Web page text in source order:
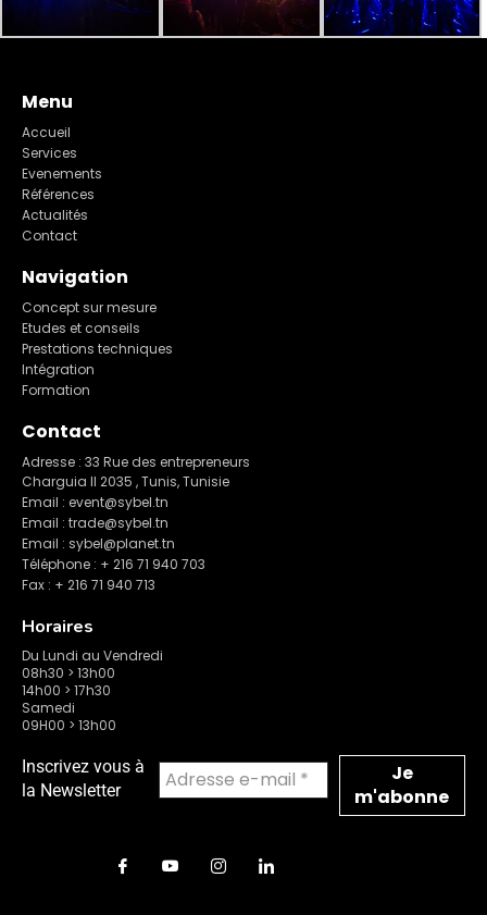
Menu
Accueil
Services
Evenements
Références
Actualités
Contact
Navigation
Concept sur mesure
Etudes et conseils
Prestations techniques
Intégration
Formation
Contact
Adresse : 33 Rue des entrepreneurs
Charguia II 2035 , Tunis, Tunisie
Email : event@sybel.tn
Email : trade@sybel.tn
Email : sybel@planet.tn
Téléphone : + 216 71 940 703
Fax : + 216 71 940 713
Horaires
Du Lundi au Vendredi
08h30 > 13h00
14h00 > 17h30
Samedi
09H00 > 13h00
Inscrivez vous à
la Newsletter